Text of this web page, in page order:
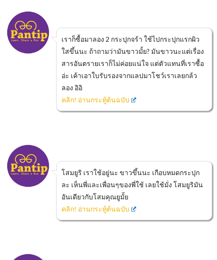
เราก็ซื้อมาลอง 2 กระปุกจร้า ใช้ไปกระปุกแรกผิว
ใสขึ้นนะ ถ้าถามว่ามันขาวมั้ย? มันขาวนะแต่เรื่อง
สารอันตรายเราก็ไม่ค่อยแน่ใจ แต่ตัวแทนที่เราซื้อ
อ่ะ เค้าเอาใบรับรองจากแลปมาโชว์เราเลยกล้ว
ลอง อิอิ
คลิก! อ่านกระทู้ต้นฉบับ
โสมยูริ เราใช้อยู่นะ ขาวขึ้นนะ เกือบหมดกระปุก
ละ เห็นพี่และเพื่อนๆของพี่ใช้ เลยใช้มั่ง โสมยูริมัน
อันเดียวกับโสมคุณยูมั้ย
คลิก! อ่านกระทู้ต้นฉบับ